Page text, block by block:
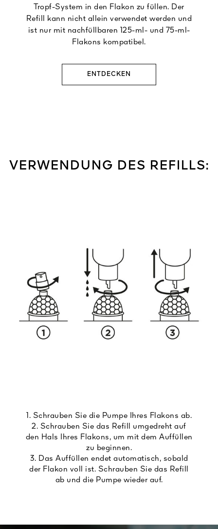
Tropf-System in den Flakon zu füllen. Der
Refill kann nicht allein verwendet werden und
ist nur mit nachfüllbaren 125-ml- und 75-ml-
Flakons kompatibel.
ENTDECKEN
VERWENDUNG DES REFILLS:
1. Schrauben Sie die Pumpe Ihres Flakons ab.
2. Schrauben Sie das Refill umgedreht auf
den Hals Ihres Flakons, um mit dem Auffüllen
zu beginnen.
3. Das Auffüllen endet automatisch, sobald
der Flakon voll ist. Schrauben Sie das Refill
ab und die Pumpe wieder auf.